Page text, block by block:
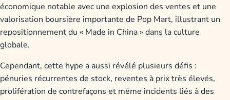
économique notable avec une explosion des ventes et une
valorisation boursière importante de Pop Mart, illustrant un
repositionnement du « Made in China » dans la culture
globale.
Cependant, cette hype a aussi révélé plusieurs défis :
pénuries récurrentes de stock, reventes à prix très élevés,
prolifération de contrefaçons et même incidents liés à des